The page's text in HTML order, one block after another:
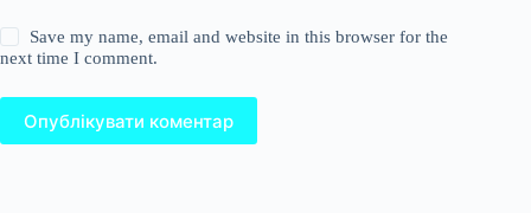
Save my name, email and website in this browser for the
next time I comment.
Опублікувати коментар